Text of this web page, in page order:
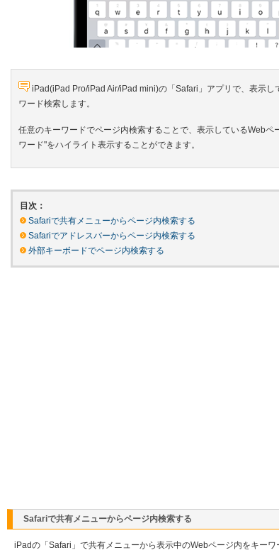
iPad(iPad Pro/iPad Air/iPad mini)の「Safari」アプリで、表示し
ワード検索します。
任意のキーワードでページ内検索することで、表示しているWebペ
ワード"をハイライト表示することができます。
目次：
Safariで共有メニューからページ内検索する
Safariでアドレスバーからページ内検索する
外部キーボードでページ内検索する
Safariで共有メニューからページ内検索する
iPadの「Safari」で共有メニューから表示中のWebページ内をキーワ